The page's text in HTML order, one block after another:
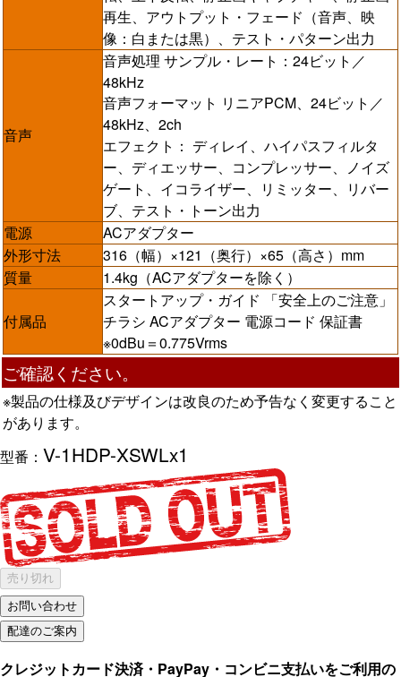
再生、アウトプット・フェード（音声、映
像：白または黒）、テスト・パターン出力
音声
音声処理 サンプル・レート：24ビット／
48kHz
音声フォーマット リニアPCM、24ビット／
48kHz、2ch
エフェクト： ディレイ、ハイパスフィルタ
ー、ディエッサー、コンプレッサー、ノイズ
ゲート、イコライザー、リミッター、リバー
ブ、テスト・トーン出力
電源
ACアダプター
外形寸法
316（幅）×121（奥行）×65（高さ）mm
質量
1.4kg（ACアダプターを除く）
付属品
スタートアップ・ガイド 「安全上のご注意」
チラシ ACアダプター 電源コード 保証書
※0dBu＝0.775Vrms
ご確認ください。
※製品の仕様及びデザインは改良のため予告なく変更すること
があります。
型番： V-1HDP-XSWLx1
売り切れ
クレジットカード決済・PayPay・コンビニ支払いをご利用の